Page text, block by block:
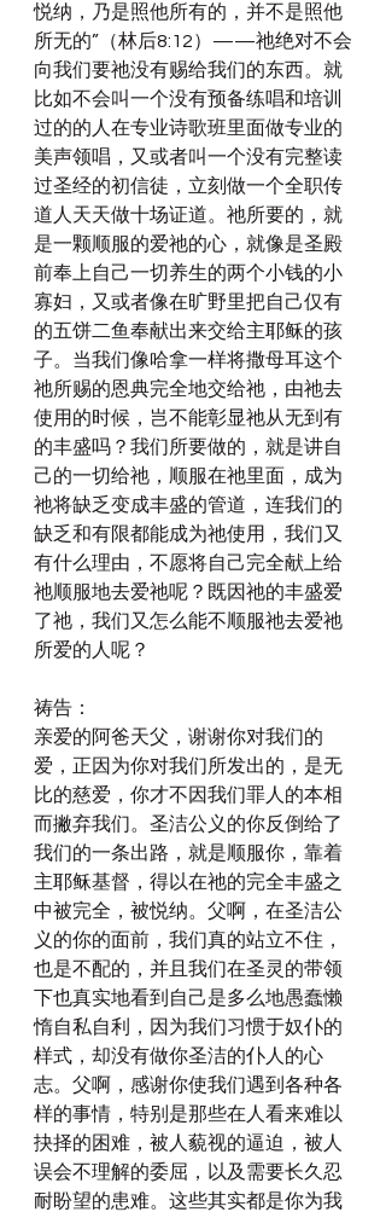
悦纳，乃是照他所有的，并不是照他
所无的”（林后8:12）——祂绝对不会
向我们要祂没有赐给我们的东西。就
比如不会叫一个没有预备练唱和培训
过的的人在专业诗歌班里面做专业的
美声领唱，又或者叫一个没有完整读
过圣经的初信徒，立刻做一个全职传
道人天天做十场证道。祂所要的，就
是一颗顺服的爱祂的心，就像是圣殿
前奉上自己一切养生的两个小钱的小
寡妇，又或者像在旷野里把自己仅有
的五饼二鱼奉献出来交给主耶稣的孩
子。当我们像哈拿一样将撒母耳这个
祂所赐的恩典完全地交给祂，由祂去
使用的时候，岂不能彰显祂从无到有
的丰盛吗？我们所要做的，就是讲自
己的一切给祂，顺服在祂里面，成为
祂将缺乏变成丰盛的管道，连我们的
缺乏和有限都能成为祂使用，我们又
有什么理由，不愿将自己完全献上给
祂顺服地去爱祂呢？既因祂的丰盛爱
了祂，我们又怎么能不顺服祂去爱祂
所爱的人呢？
祷告：
亲爱的阿爸天父，谢谢你对我们的
爱，正因为你对我们所发出的，是无
比的慈爱，你才不因我们罪人的本相
而撇弃我们。圣洁公义的你反倒给了
我们的一条出路，就是顺服你，靠着
主耶稣基督，得以在祂的完全丰盛之
中被完全，被悦纳。父啊，在圣洁公
义的你的面前，我们真的站立不住，
也是不配的，并且我们在圣灵的带领
下也真实地看到自己是多么地愚蠢懒
惰自私自利，因为我们习惯于奴仆的
样式，却没有做你圣洁的仆人的心
志。父啊，感谢你使我们遇到各种各
样的事情，特别是那些在人看来难以
抉择的困难，被人藐视的逼迫，被人
误会不理解的委屈，以及需要长久忍
耐盼望的患难。这些其实都是你为我